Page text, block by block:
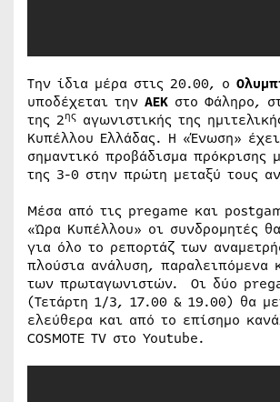
Την ίδια μέρα στις 20.00, ο
υποδέχεται την ΑΕΚ στο Φάληρο,
της 2ης αγωνιστικής της
Κυπέλλου Ελλάδας. Η «Ένωση»
σημαντικό προβάδισμα πρόκρισης
της 3-0 στην πρώτη μεταξύ τους
Μέσα από τις pregame και
«Ώρα Κυπέλλου» οι συνδρομητές
για όλο το ρεπορτάζ των
πλούσια ανάλυση, παραλειπόμενα
των πρωταγωνιστών. Οι δύο
(Τετάρτη 1/3, 17.00 & 19.00) θα
ελεύθερα και από το επίσημο
COSMOTE TV στο Youtube.